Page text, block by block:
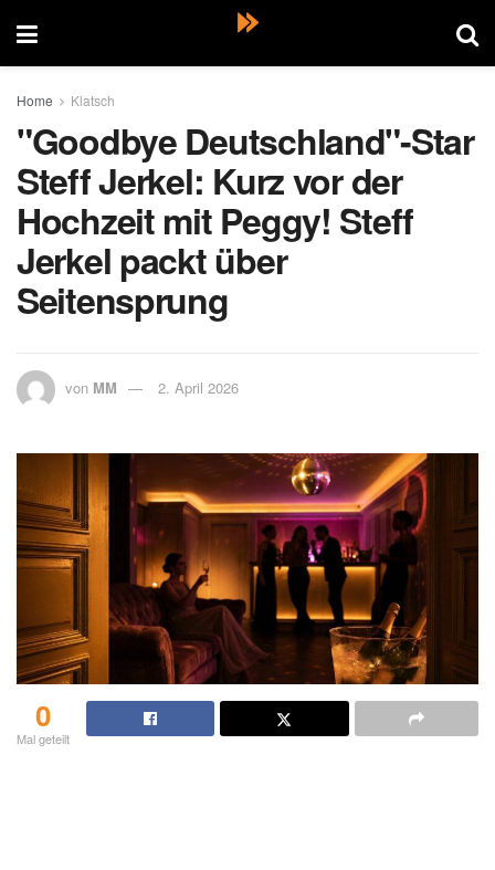
Home Klatsch
"Goodbye Deutschland"-Star
Steff Jerkel: Kurz vor der
Hochzeit mit Peggy! Steff
Jerkel packt über
Seitensprung
von MM 2. April 2026
0
Mal geteilt